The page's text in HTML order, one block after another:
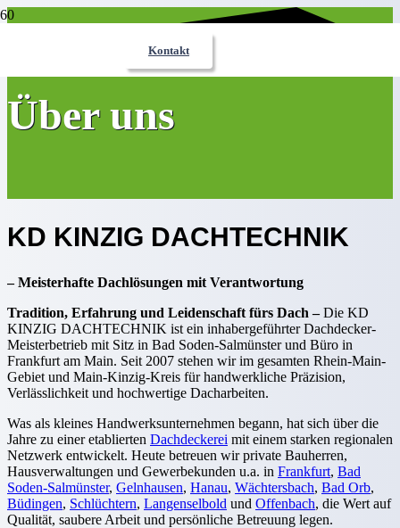
Kontakt
Über uns
KD KINZIG DACHTECHNIK
– Meisterhafte Dachlösungen mit Verantwortung
Tradition, Erfahrung und Leidenschaft fürs Dach –Die KD
KINZIG DACHTECHNIK ist ein inhabergeführter Dachdecker-
Meisterbetrieb mit Sitz in Bad Soden-Salmünster und Büro in
Frankfurt am Main. Seit 2007 stehen wir im gesamten Rhein-Main-
Gebiet und Main-Kinzig-Kreis für handwerkliche Präzision,
Verlässlichkeit und hochwertige Dacharbeiten.
Was als kleines Handwerksunternehmen begann, hat sich über die
Jahre zu einer etablierten Dachdeckerei mit einem starken regionalen
Netzwerk entwickelt. Heute betreuen wir private Bauherren,
Hausverwaltungen und Gewerbekunden u.a. in Frankfurt, Bad
Soden-Salmünster, Gelnhausen, Hanau, Wächtersbach, Bad Orb,
Büdingen, Schlüchtern, Langenselbold und Offenbach, die Wert auf
Qualität, saubere Arbeit und persönliche Betreuung legen.